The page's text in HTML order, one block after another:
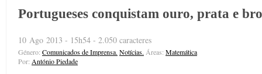
Portugueses conquistam ouro, prata e
10 Ago 2013 - 15h54 - 2.050 caracteres
Género: Comunicados de Imprensa. Notícias. Áreas: Matemática
Por: António Piedade